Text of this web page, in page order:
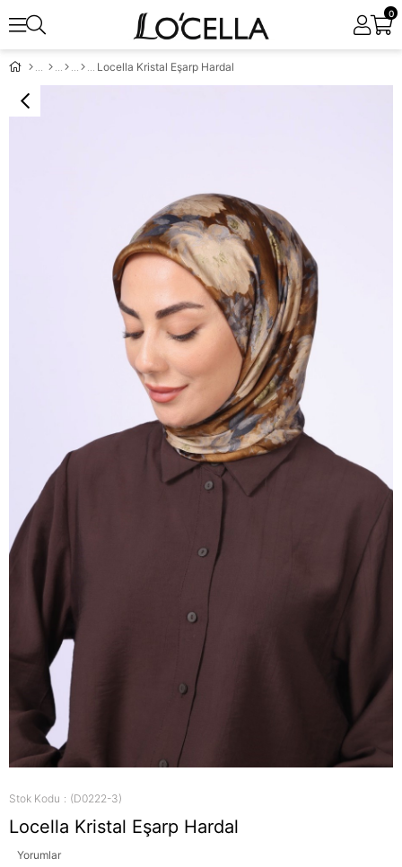
0
Locella Kristal Eşarp Hardal
Stok Kodu (D0222-3)
Locella Kristal Eşarp Hardal
Yorumlar